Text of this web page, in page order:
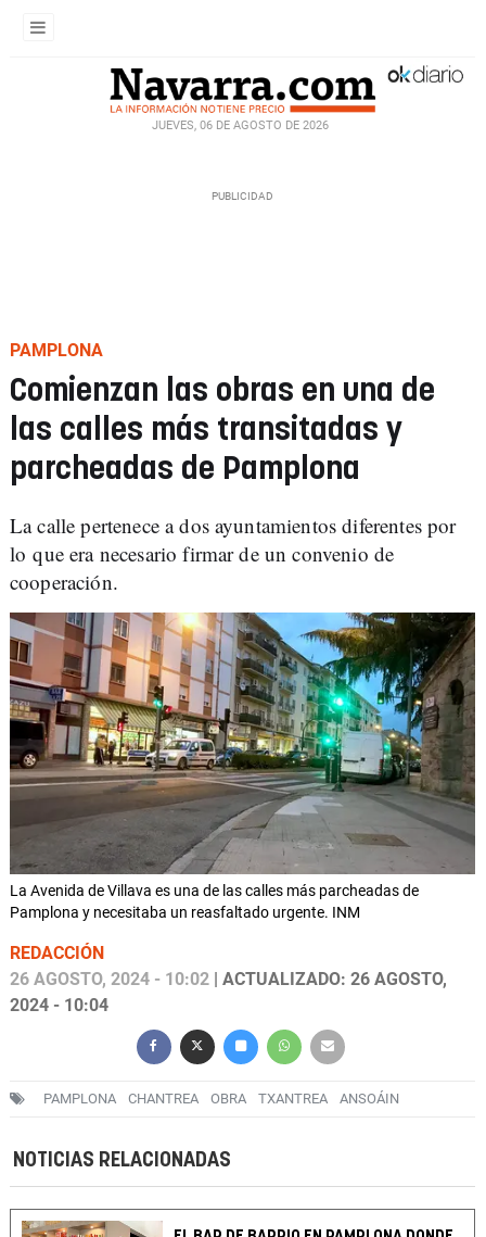
JUEVES, 06 DE AGOSTO DE 2026
PAMPLONA
Comienzan las obras en una de
las calles más transitadas y
parcheadas de Pamplona
La calle pertenece a dos ayuntamientos diferentes por
lo que era necesario firmar de un convenio de
cooperación.
La Avenida de Villava es una de las calles más parcheadas de
Pamplona y necesitaba un reasfaltado urgente. INM
REDACCIÓN
26 AGOSTO, 2024 - 10:02 | ACTUALIZADO: 26 AGOSTO,
2024 - 10:04
PAMPLONA CHANTREA OBRA TXANTREA ANSOÁIN
NOTICIAS RELACIONADAS